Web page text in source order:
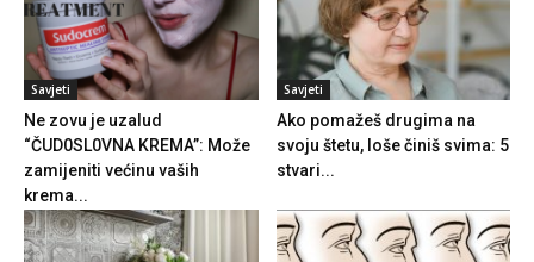
Savjeti
Ne zovu je uzalud
“ČUD0SL0VNA KREMA”: Može
zamijeniti većinu vaših
krema...
Savjeti
Ako pomažeš drugima na
svoju štetu, loše činiš svima: 5
stvari...